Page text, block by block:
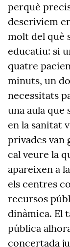
perquè
descrivíem
molt del què
educatiu: si
quatre
minuts, un
necessitats
una aula que
en la sanitat
privades van
cal veure la
apareixen a
els centres
recursos
dinàmica. El
pública
concertada